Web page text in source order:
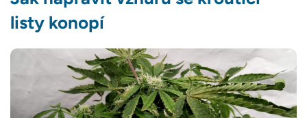
listy konopí